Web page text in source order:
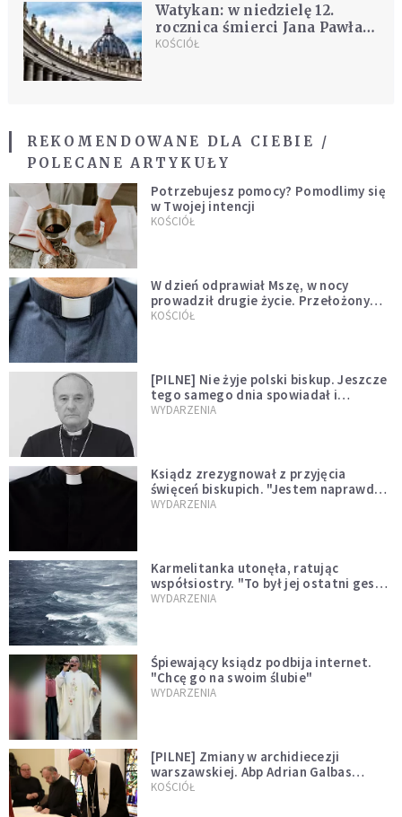
Watykan: w niedzielę 12.
rocznica śmierci Jana Pawła
II
KOŚCIÓŁ
REKOMENDOWANE DLA CIEBIE /
POLECANE ARTYKUŁY
Potrzebujesz pomocy? Pomodlimy się
w Twojej intencji
KOŚCIÓŁ
W dzień odprawiał Mszę, w nocy
prowadził drugie życie. Przełożony
kazał mu opuścić zakon
KOŚCIÓŁ
[PILNE] Nie żyje polski biskup. Jeszcze
tego samego dnia spowiadał i
sprawował Mszę świętą
WYDARZENIA
Ksiądz zrezygnował z przyjęcia
święceń biskupich. "Jestem naprawdę
niegodny"
WYDARZENIA
Karmelitanka utonęła, ratując
współsiostry. "To był jej ostatni gest
miłości"
WYDARZENIA
Śpiewający ksiądz podbija internet.
"Chcę go na swoim ślubie"
WYDARZENIA
[PILNE] Zmiany w archidiecezji
warszawskiej. Abp Adrian Galbas
wręczył dekrety nowym proboszczom
KOŚCIÓŁ